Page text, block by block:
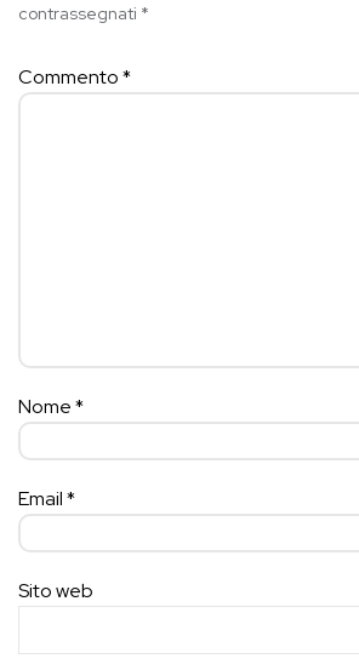
contrassegnati *
Commento*
Nome*
Email*
Sito web